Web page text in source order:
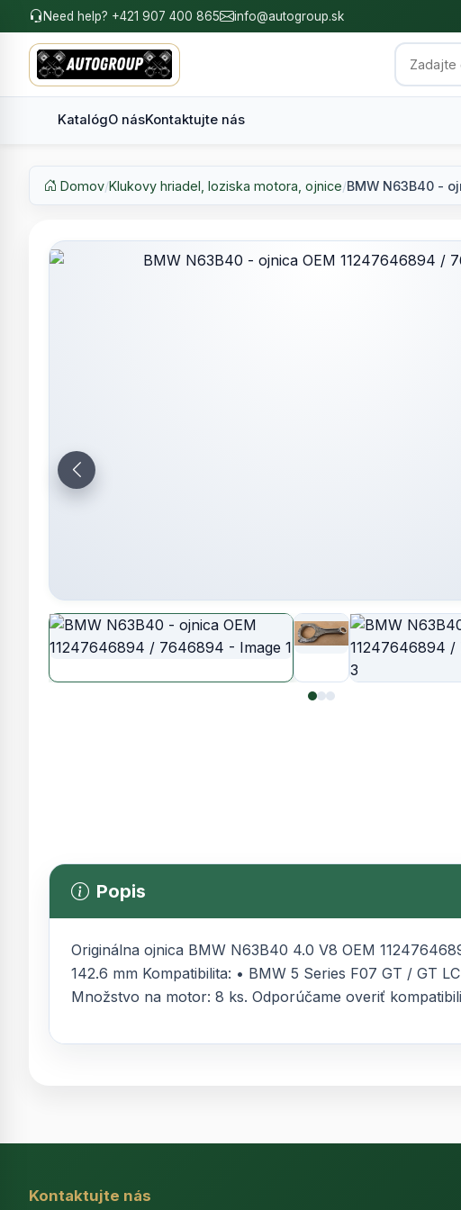
Need help? +421 907 400 865 info@autogroup.sk
KatalógO násKontaktujte nás
Domov/Klukovy hriadel, loziska motora, ojnice/BMW N63B40 -
Popis
Originálna ojnica BMW N63B40 4.0 V8 OEM
142.6 mm Kompatibilita: • BMW 5 Series F07 GT / GT
Množstvo na motor: 8 ks. Odporúčame overiť
Kontaktujte nás